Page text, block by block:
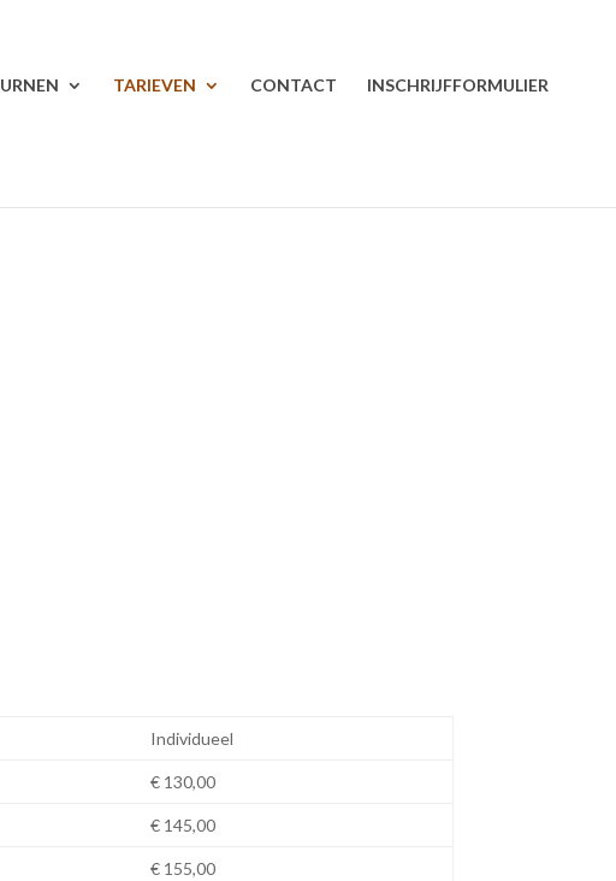
URNEN TARIEVEN CONTACT INSCHRIJFFORMULIER
Individueel
€ 130,00
€ 145,00
€ 155,00